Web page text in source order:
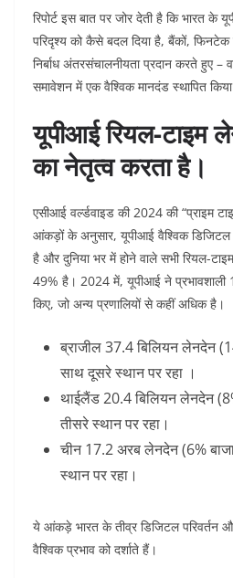
रिपोर्ट इस बात पर जोर देती है कि भारत के
परिदृश्य को कैसे बदल दिया है, बैंकों,
निर्बाध अंतरसंचालनीयता प्रदान करते हुए –
समावेशन में एक वैश्विक मानदंड स्थापित
यूपीआई रियल-टाइम
का नेतृत्व करता है।
एसीआई वर्ल्डवाइड की 2024 की “प्राइम
आंकड़ों के अनुसार, यूपीआई वैश्विक डिजिटल
है और दुनिया भर में होने वाले सभी रियल-
49% है। 2024 में, यूपीआई ने प्रभावशाली
किए, जो अन्य प्रणालियों से कहीं अधिक है।
ब्राजील 37.4 बिलियन लेनदेन
साथदूसरे स्थान पर रहा ।
थाईलैंड 20.4 बिलियन लेनदेन
तीसरे स्थान पर रहा।
चीन 17.2 अरब लेनदेन (6%
स्थान पर रहा।
ये आंकड़े भारत के तीव्र डिजिटल परिवर्तन
वैश्विक प्रभाव को दर्शाते हैं।